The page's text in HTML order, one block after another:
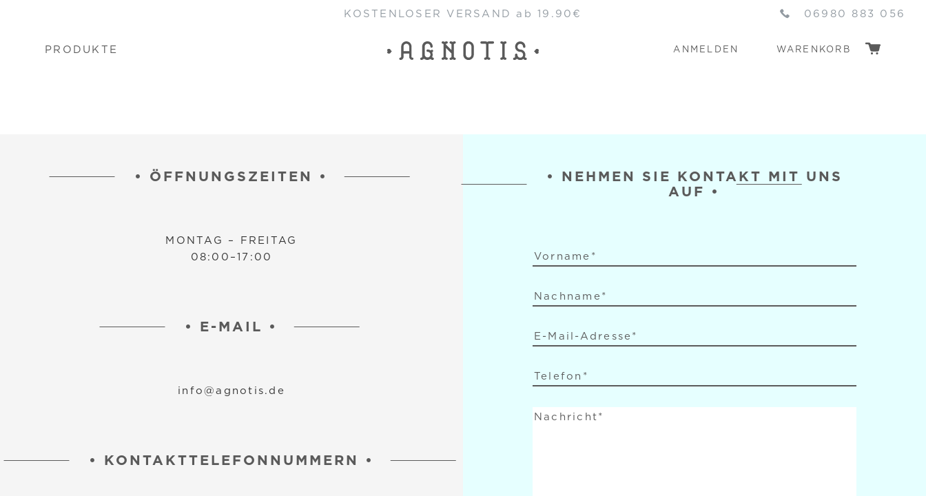
KOSTENLOSER VERSAND ab 19.90€ 06980 883 056
PRODUKTE ANMELDEN WARENKORB
• ÖFFNUNGSZEITEN •
MONTAG – FREITAG
08:00–17:00
• E-MAIL •
info@agnotis.de
• KONTAKTTELEFONNUMMERN •
•
NEHMEN SIE KONTAKT MIT UNS
AUF •